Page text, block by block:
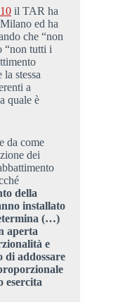
il TAR ha
ed ha
che “non
“non tutti i
stessa
a
quale è
da come
dei
della
installato
(…)
aperta
e
di addossare
esercita